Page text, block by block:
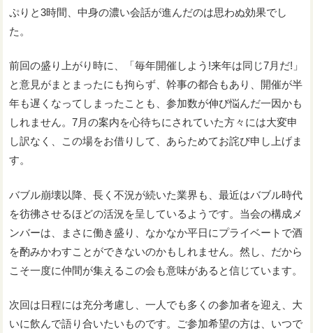
ぷりと3時間、中身の濃い会話が進んだのは思わぬ効果でし
た。
前回の盛り上がり時に、「毎年開催しよう!来年は同じ7月だ!」
と意見がまとまったにも拘らず、幹事の都合もあり、開催が半
年も遅くなってしまったことも、参加数が伸び悩んだ一因かも
しれません。7月の案内を心待ちにされていた方々には大変申
し訳なく、この場をお借りして、あらためてお詫び申し上げま
す。
バブル崩壊以降、長く不況が続いた業界も、最近はバブル時代
を彷彿させるほどの活況を呈しているようです。当会の構成メ
ンバーは、まさに働き盛り、なかなか平日にプライベートで酒
を酌みかわすことができないのかもしれません。然し、だから
こそ一度に仲間が集えるこの会も意味があると信じています。
次回は日程には充分考慮し、一人でも多くの参加者を迎え、大
いに飲んで語り合いたいものです。ご参加希望の方は、いつで